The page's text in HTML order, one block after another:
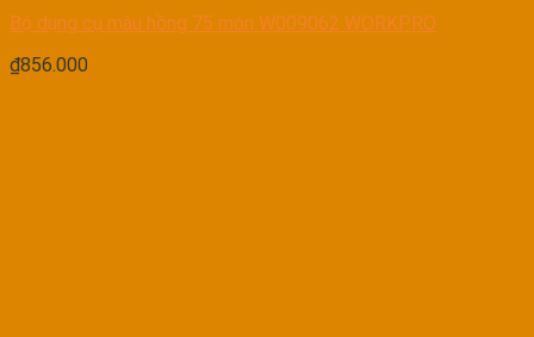
Bộ dụng cụ màu hồng 75 món W009062 WORKPRO
₫856.000